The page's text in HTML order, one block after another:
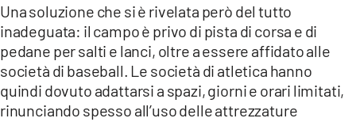
Una soluzione che si è rivelata però del tutto
inadeguata: il campo è privo di pista di corsa e di
pedane per salti e lanci, oltre a essere affidato alle
società di baseball. Le società di atletica hanno
quindi dovuto adattarsi a spazi, giorni e orari limitati,
rinunciando spesso all’uso delle attrezzature